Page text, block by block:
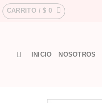
CARRITO /$ 0
INICIO NOSOTROS